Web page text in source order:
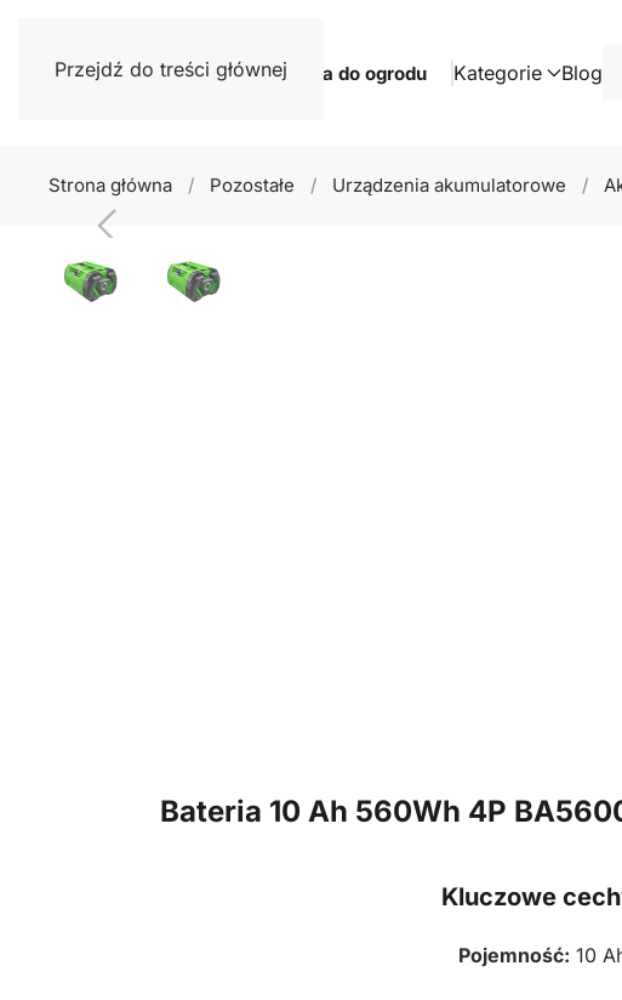
Przejdź do treści głównejNarzędzia do ogrodu Kategorie Blog
Strona główna Pozostałe Urządzenia akumulatorowe
Bateria 10 Ah 560Wh 4P
Kluczowe
Pojemność: 10